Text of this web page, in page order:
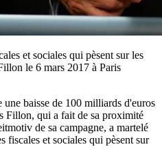
et sociales qui pèsent sur les
le 6 mars 2017 à Paris
baisse de 100 milliards d'euros
Fillon, qui a fait de sa proximité
de sa campagne, a martelé
et sociales qui pèsent sur